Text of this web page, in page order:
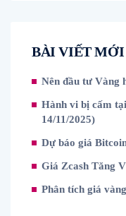
BÀI VIẾT MỚI
Nên đầu tư Vàng
Hành vi bị cấm
14/11/2025)
Dự báo giá
Giá Zcash Tăng
Phân tích giá